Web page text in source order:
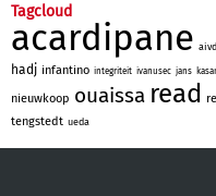
Tagcloud
acardipane aivd
hadj infantino integriteit ivanusec jans
nieuwkoop ouaissa read
tengstedt ueda